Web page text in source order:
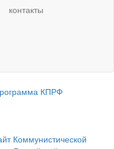
контакты